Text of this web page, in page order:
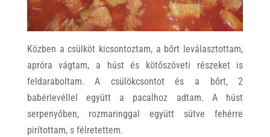
Közben a csülköt kicsontoztam, a bőrt leválasztottam,
apróra vágtam, a húst és kötőszöveti részeket is
feldaraboltam. A csülökcsontot és a bőrt, 2
babérlevéllel együtt a pacalhoz adtam. A húst
serpenyőben, rozmaringgal együtt sütve fehérre
pirítottam, s félretettem.